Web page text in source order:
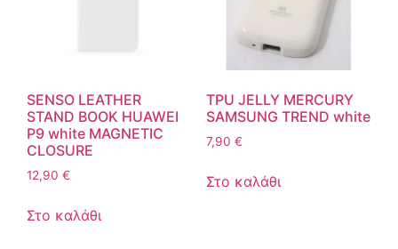
SENSO LEATHER
STAND BOOK HUAWEI
P9 white MAGNETIC
CLOSURE
12,90 €
Στο καλάθι
TPU JELLY MERCURY
SAMSUNG TREND white
7,90 €
Στο καλάθι